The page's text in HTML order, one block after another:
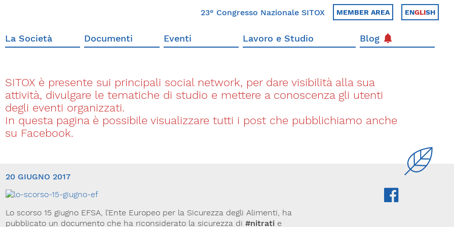
23° Congresso Nazionale SITOX MEMBER AREA ENGLISH
La Società Documenti Eventi Lavoro e Studio Blog
SITOX è presente sui principali social network, per dare visibilità alla sua
attività, divulgare le tematiche di studio e mettere a conoscenza gli utenti
degli eventi organizzati.
In questa pagina è possibile visualizzare tutti i post che pubblichiamo anche
su Facebook.
20 GIUGNO 2017
Lo scorso 15 giugno EFSA, l’Ente Europeo per la Sicurezza degli Alimenti, ha
pubblicato un documento che ha riconsiderato la sicurezza di#nitrati e